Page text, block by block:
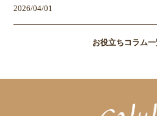
2026/04/01
お役立ちコラム